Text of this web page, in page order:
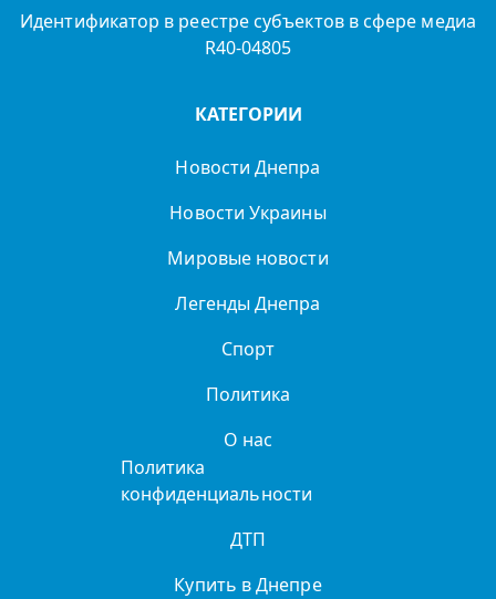
Идентификатор в реестре субъектов в сфере медиа
R40-04805
КАТЕГОРИИ
Новости Днепра
Новости Украины
Мировые новости
Легенды Днепра
Спорт
Политика
О нас
Политика
конфиденциальности
ДТП
Купить в Днепре